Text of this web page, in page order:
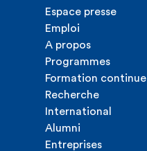
Espace presse
Emploi
A propos
Programmes
Formation continue
Recherche
International
Alumni
Entreprises